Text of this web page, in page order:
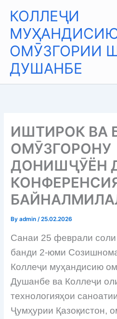
content
КОЛЛЕҶИ
ОМӮЗГОРИИ
ДУШАНБЕ
ИШТИРОК ВА
ОМӮЗГОРОНУ
ДОНИШҶӮЁН
Byadmin/25.02.2026
Санаи 25 феврали
банди 2-юми
Коллеҷи муҳандисию
Душанбе ва Коллеҷи
технологияҳои
Ҷумҳурии Қазоқистон,